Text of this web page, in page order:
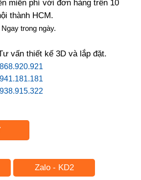
miễn phí với đơn hàng trên 10
thành HCM.
Ngay trong ngày.
vấn thiết kế 3D và lắp đặt.
Zalo - KD2